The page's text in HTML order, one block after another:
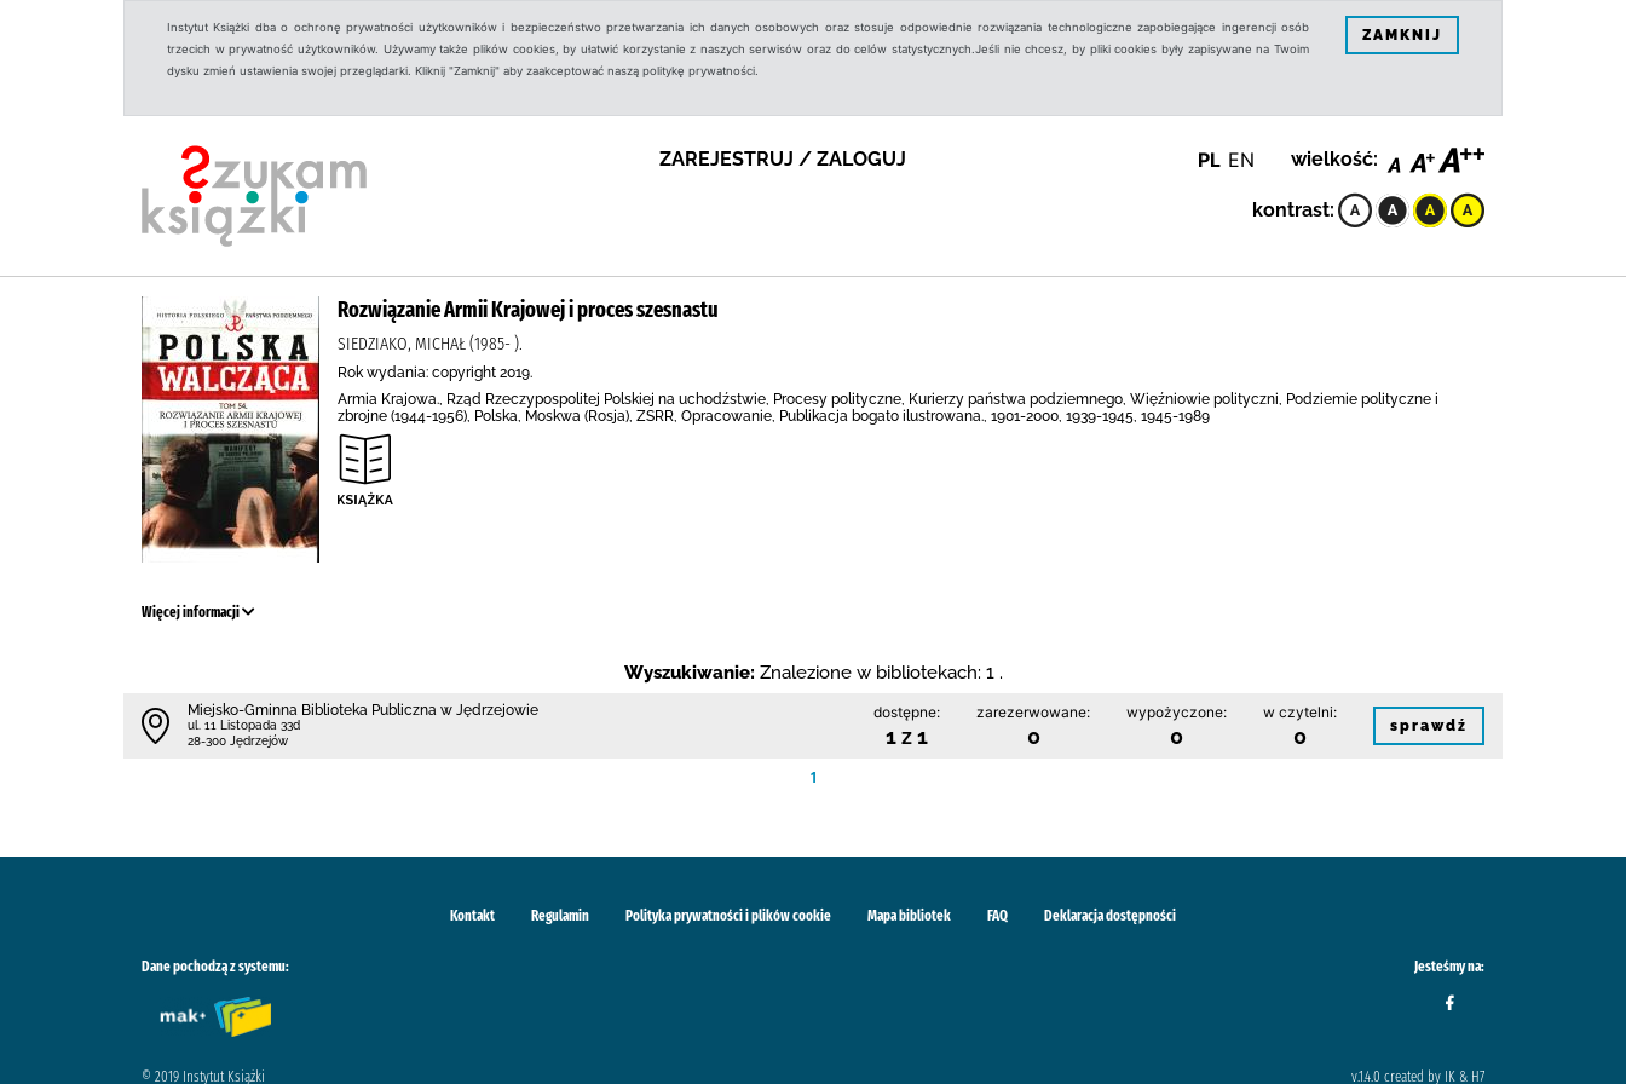
Instytut Książki dba o ochronę prywatności użytkowników i bezpieczeństwo przetwarzania ich danych osobowych oraz stosuje odpowiednie rozwiązania technologiczne zapobiegające ingerencji osób
trzecich w prywatność użytkowników. Używamy także plików cookies, by ułatwić korzystanie z naszych serwisów oraz do celów statystycznych.Jeśli nie chcesz, by pliki cookies były zapisywane na Twoim
dysku zmień ustawienia swojej przeglądarki. Kliknij "Zamknij" aby zaakceptować naszą politykę prywatności.
ZAMKNIJ
ZAREJESTRUJ / ZALOGUJ PL EN wielkość:
kontrast:
Rozwiązanie Armii Krajowej i proces szesnastu
SIEDZIAKO, MICHAŁ (1985- ).
Rok wydania: copyright 2019.
Armia Krajowa., Rząd Rzeczypospolitej Polskiej na uchodźstwie, Procesy polityczne, Kurierzy państwa podziemnego, Więźniowie polityczni, Podziemie polityczne i
zbrojne (1944-1956), Polska, Moskwa (Rosja), ZSRR, Opracowanie, Publikacja bogato ilustrowana., 1901-2000, 1939-1945, 1945-1989
Więcej informacji
Wyszukiwanie: Znalezione w bibliotekach: 1 .
Miejsko-Gminna Biblioteka Publiczna w Jędrzejowie
ul. 11 Listopada 33d
28-300 Jędrzejów
dostępne:
1 z 1
zarezerwowane:
0
wypożyczone:
0
w czytelni:
0 sprawdź
1
Kontakt Regulamin Polityka prywatności i plików cookie Mapa bibliotek FAQ Deklaracja dostępności
Dane pochodzą z systemu: Jesteśmy na:
© 2019 Instytut Książki v.1.4.0 created by IK & H7